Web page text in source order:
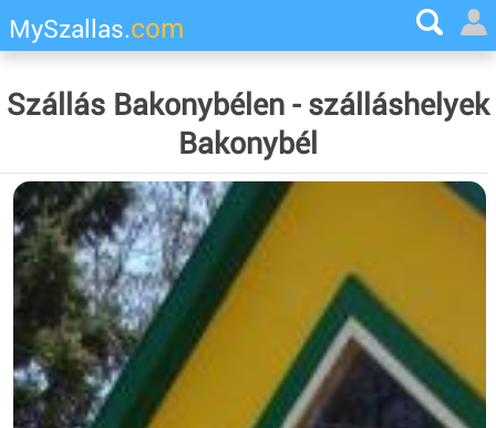
MySzallas.com
Szállás Bakonybélen - szálláshelyek
Bakonybél